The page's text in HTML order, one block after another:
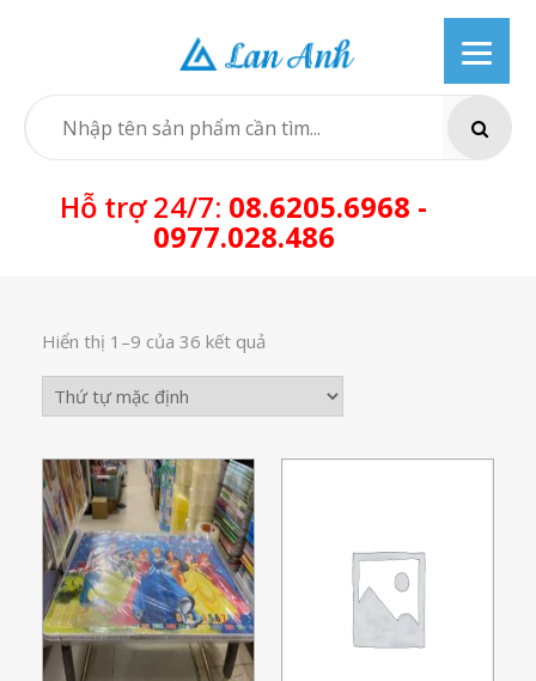
SEARCH
Hỗ trợ 24/7: 08.6205.6968 -
0977.028.486
Hiển thị 1–9 của 36 kết quả